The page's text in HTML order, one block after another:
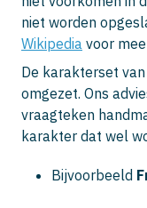
niet worden
Wikipedia voor
De karakterset
omgezet. Ons
vraagteken
karakter dat wel
Bijvoorbeeld